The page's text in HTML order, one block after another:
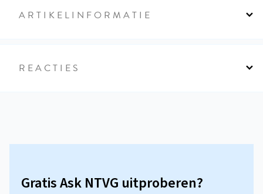
ARTIKELINFORMATIE
REACTIES
Gratis Ask NTVG uitproberen?